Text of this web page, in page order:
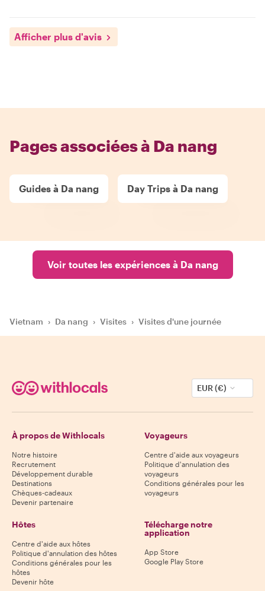
Afficher plus d'avis
Pages associées à Da nang
Guides à Da nang Day Trips à Da nang
Voir toutes les expériences à Da nang
Vietnam › Da nang › Visites › Visites d'une journée
EUR (€)
À propos de Withlocals
Notre histoire
Recrutement
Développement durable
Destinations
Chèques-cadeaux
Devenir partenaire
Voyageurs
Centre d'aide aux voyageurs
Politique d'annulation des
voyageurs
Conditions générales pour les
voyageurs
Hôtes
Centre d'aide aux hôtes
Politique d'annulation des hôtes
Conditions générales pour les
hôtes
Devenir hôte
Télécharge notre
application
App Store
Google Play Store